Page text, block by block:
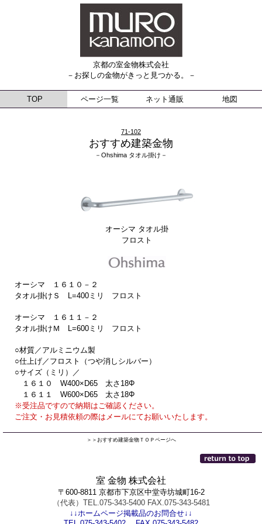
京都の室金物株式会社
－お探しの金物がきっと見つかる。－
TOP ページ一覧 ネット通販 地図
71-102
おすすめ建築金物
－Ohshima タオル掛け－
オーシマ タオル掛
フロスト
オーシマ １６１０－２
タオル掛けＳ L=400ミリ フロスト
オーシマ １６１１－２
タオル掛けＭ L=600ミリ フロスト
○材質／アルミニウム製
○仕上げ／フロスト（つや消しシルバー）
○サイズ（ミリ）／
１６１０ W400×D65 太さ18Φ
１６１１ W600×D65 太さ18Φ
※受注品ですので納期はご確認ください。
ご注文・お見積依頼の際はメールにてお願いいたします。
＞＞おすすめ建築金物ＴＯＰページへ
室 金物 株式会社
〒600-8811 京都市下京区中堂寺坊城町16-2
（代表）TEL.075-343-5400 FAX.075-343-5481
↓↓ホームページ掲載品のお問合せ↓↓